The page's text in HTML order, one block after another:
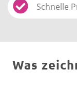
Schnelle
Was